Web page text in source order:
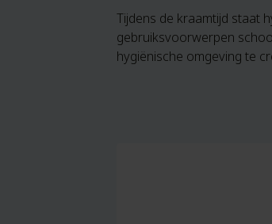
Tijdens de kraamtijd staat
gebruiksvoorwerpen
hygiënische omgeving te